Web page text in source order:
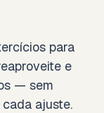
para
e
— sem
ajuste.